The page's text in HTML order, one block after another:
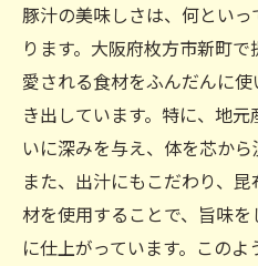
豚汁の美味しさは、何とい
ります。大阪府枚方市新町
愛される食材をふんだんに
き出しています。特に、地
いに深みを与え、体を芯から
また、出汁にもこだわり、
材を使用することで、旨味
に仕上がっています。この